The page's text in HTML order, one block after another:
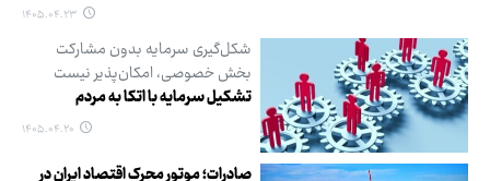
۱۴۰۵.۰۴.۲۳
شکل‌گیری سرمایه بدون مشارکت
بخش خصوصی، امکان‌پذیر نیست
تشکیل سرمایه با اتکا به مردم
۱۴۰۵.۰۴.۲۰
صادرات؛ موتور محرک اقتصاد ایران در